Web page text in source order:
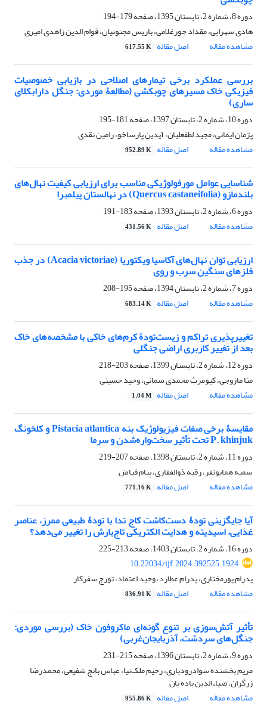
دوره 8، شماره 2، تابستان 1395، صفحه
179-194
هادی سهرابی، مقداد جورغلامی، باریس مجنونیان، قوام الدین زاهدی امیری
مشاهده مقاله
اصل مقاله 617.55 K
بررسی عملکرد برخی تیمارهای اصلاحی در بازیابی خصوصیات
فیزیکی خاک مسیرهای چوبکشی (مطالعۀ موردی: جنگل دارابکلای
ساری)
دوره 10، شماره 2، تابستان 1397، صفحه
181-195
پژمان ایمانی، مجید لطفعلیان، آیدین پارساخو، رامین نقدی
مشاهده مقاله
اصل مقاله 952.89 K
شناسایی عوامل مورفولوژیکی مناسب برای ارزیابی کیفیت نهال‌های
بلندمازو (Quercus castaneifolia) در نهالستان پیلمبرا
دوره 6، شماره 2، تابستان 1393، صفحه
183-191
مشاهده مقاله
اصل مقاله 431.56 K
ارزیابی توان نهال‌های آکاسیا ویکتوریا (Acacia victoriae) در جذب
فلزهای سنگین سرب و روی
دوره 7، شماره 2، تابستان 1394، صفحه
195-208
مشاهده مقاله
اصل مقاله 683.14 K
تغییرپذیری تراکم و زیست‌تودة کرم‌های خاکی با مشخصه‌های خاک
بعد از تغییر کاربری اراضی جنگلی
دوره 12، شماره 2، تابستان 1399، صفحه
203-218
منا مازوجی، کیومرث محمدی سمانی، وحید حسینی
مشاهده مقاله
اصل مقاله 1.04 M
مقایسۀ برخی صفات فیزیولوژیک بنه Pistacia atlantica و کلخونگ
P. khinjuk تحت تأثیر سخت‌واره‌شدن و سرما
دوره 11، شماره 2، تابستان 1398، صفحه
207-219
سمیه همایونفر، رقیه ذوالفقاری، پیام فیاض
مشاهده مقاله
اصل مقاله 771.16 K
آیا جایگزینی تودۀ دست‌کاشت کاج تدا با تودۀ طبیعی ممرز، عناصر
غذایی، اسیدیته و هدایت الکتریکی تاج‌بارش را تغییر می‌دهد؟
دوره 16، شماره 2، تابستان 1403، صفحه
213-225
10.22034/ijf.2024.392525.1924
پدرام پورمختاری، پدرام عطارد، وحید اعتماد، تورج سفرکار
مشاهده مقاله
اصل مقاله 836.91 K
تأثیر آتش‌سوزی بر تنوع گونه‌ای ماکروفون خاک (بررسی موردی:
جنگل‌های سردشت، آذربایجان‌غربی)
دوره 9، شماره 2، تابستان 1396، صفحه
215-231
مریم بخشنده سوادرودباری، رحیم ملک‌نیا، عباس بانج شفیعی، محمدرضا
زرگران، ضیاءالدین باده یان
مشاهده مقاله
اصل مقاله 955.86 K